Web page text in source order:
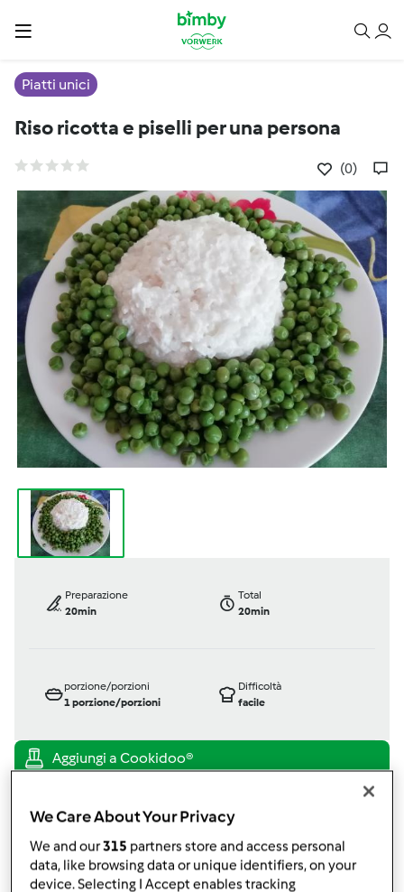
Piatti unici
Riso ricotta e piselli per una persona
(0)
Preparazione
20min
Total
20min
porzione/porzioni
1porzione/porzioni
Difficoltà
facile
daAzzu2502
Aggiungi alle mie raccolte
We Care About Your Privacy
We and our315 partners store and access personal
data, like browsing data or unique identifiers, on your
device. Selecting I Accept enables tracking